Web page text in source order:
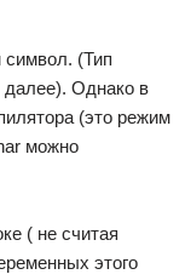
(Тип
далее). Однако в
(это режим
можно
( не считая
этого